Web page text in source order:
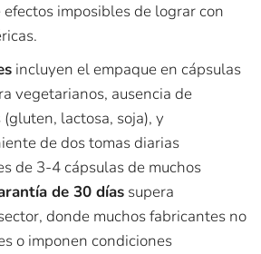
imposibles de lograr con
incluyen el empaque en cápsulas
vegetarianos, ausencia de
lactosa, soja), y
de dos tomas diarias
de 3-4 cápsulas de muchos
de 30 días supera
donde muchos fabricantes no
o imponen condiciones